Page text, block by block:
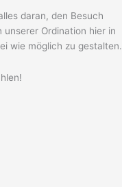
daran, den Besuch
unserer Ordination hier in
wie möglich zu gestalten.